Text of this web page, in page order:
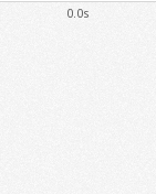
0.0s